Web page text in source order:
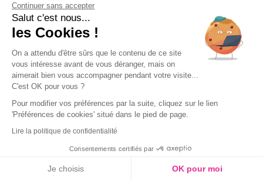
CONTACT
04 42 20 78 42
Du lundi au jeudi de 8h30 à 16h30 & le
vendredi de 8h30 à 15h30
Continuer sans accepter
Salut c'est nous...
les Cookies !
On a attendu d'être sûrs que le contenu de ce site
vous intéresse avant de vous déranger, mais on
aimerait bien vous accompagner pendant votre visite...
C'est OK pour vous ?
Pour modifier vos préférences par la suite, cliquez sur le lien
'Préférences de cookies' situé dans le pied de page.
Lire la politique de confidentialité
Consentements certifiés par
Je choisis OK pour moi